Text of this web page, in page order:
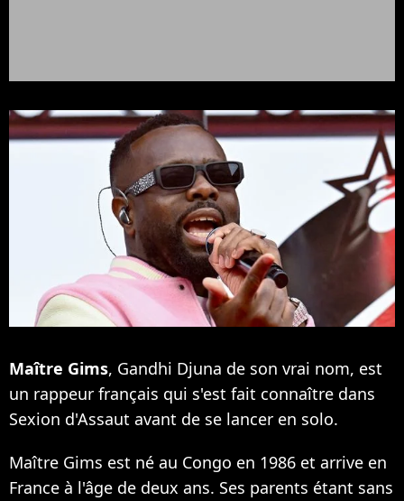
Maître Gims, Gandhi Djuna de son vrai nom, est
un rappeur français qui s'est fait connaître dans
Sexion d'Assaut avant de se lancer en solo.
Maître Gims est né au Congo en 1986 et arrive en
France à l'âge de deux ans. Ses parents étant sans